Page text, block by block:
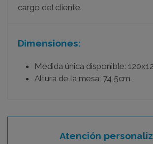
cargo del cliente.
Dimensiones:
Medida única disponible:
Altura de la mesa: 74,5cm.
Atención